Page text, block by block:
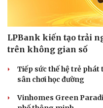
LPBank kiến tạo trải
trên không gian số
Tiếp sức thế hệ trẻ
sân chơi học đường
Vinhomes Green